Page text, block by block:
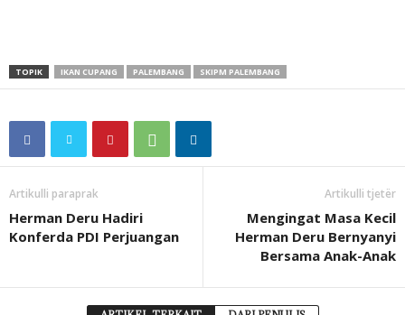
TOPIK IKAN CUPANG PALEMBANG SKIPM PALEMBANG
Artikulli paraprak
Herman Deru Hadiri
Konferda PDI Perjuangan
Artikulli tjetër
Mengingat Masa Kecil
Herman Deru Bernyanyi
Bersama Anak-Anak